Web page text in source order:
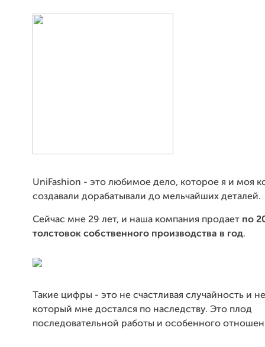
UniFashion - это любимое дело, которое я и моя
создавали дорабатывали до мельчайших деталей.
Сейчас мне 29 лет, и наша компания продает по
толстовок собственного производства в год.
Такие цифры - это не счастливая случайность и
который мне достался по наследству. Это плод
последовательной работы и особенного